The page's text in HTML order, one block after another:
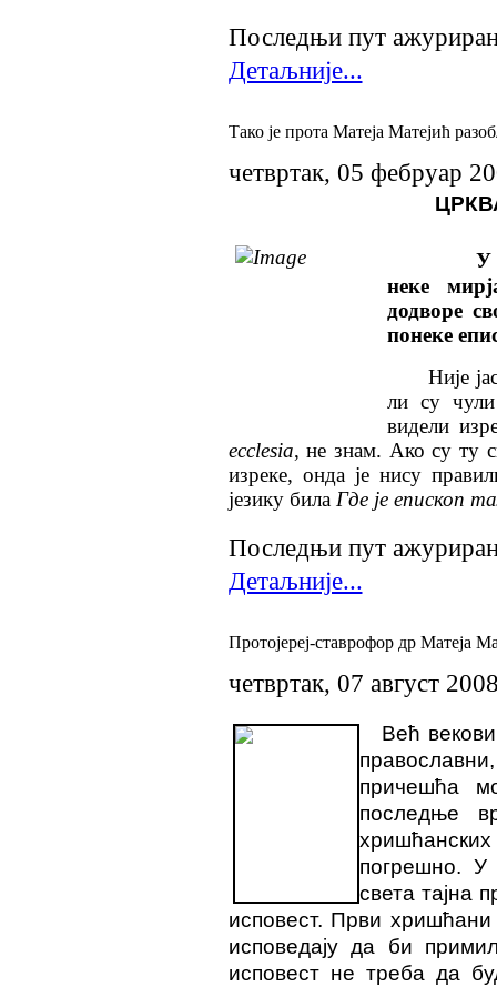
Последњи пут
Детаљније...
Тако је прота Матеја Матејић
четвртак, 05 фебруар
У
неке
додворе
понеке
Није
ли су
видели
ecclesia, не знам. Ако су ту
изреке, онда је нису
језику била Где је епископ
Последњи пут
Детаљније...
Протојереј-ставрофор др Матеја
четвртак, 07 август
Већ
причешћа
последње
погрешно. У
света тајна
исповест. Први
исповедају да би
исповест не треба да